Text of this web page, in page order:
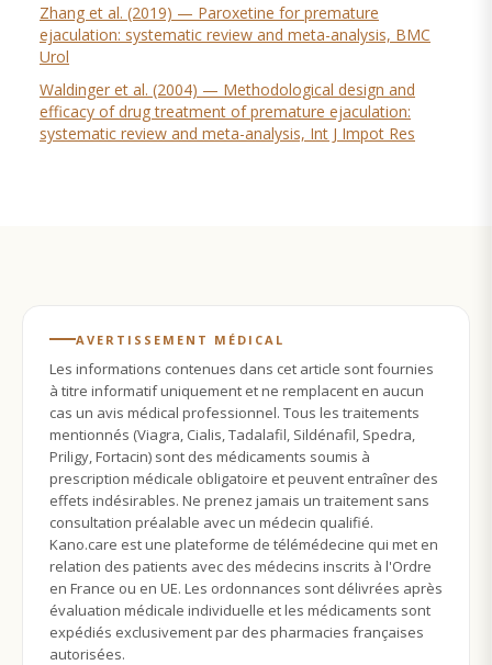
Zhang et al. (2019) — Paroxetine for premature
ejaculation: systematic review and meta-analysis, BMC
Urol
Waldinger et al. (2004) — Methodological design and
efficacy of drug treatment of premature ejaculation:
systematic review and meta-analysis, Int J Impot Res
AVERTISSEMENT MÉDICAL
Les informations contenues dans cet article sont fournies
à titre informatif uniquement et ne remplacent en aucun
cas un avis médical professionnel. Tous les traitements
mentionnés (Viagra, Cialis, Tadalafil, Sildénafil, Spedra,
Priligy, Fortacin) sont des médicaments soumis à
prescription médicale obligatoire et peuvent entraîner des
effets indésirables. Ne prenez jamais un traitement sans
consultation préalable avec un médecin qualifié.
Kano.care est une plateforme de télémédecine qui met en
relation des patients avec des médecins inscrits à l'Ordre
en France ou en UE. Les ordonnances sont délivrées après
évaluation médicale individuelle et les médicaments sont
expédiés exclusivement par des pharmacies françaises
autorisées.